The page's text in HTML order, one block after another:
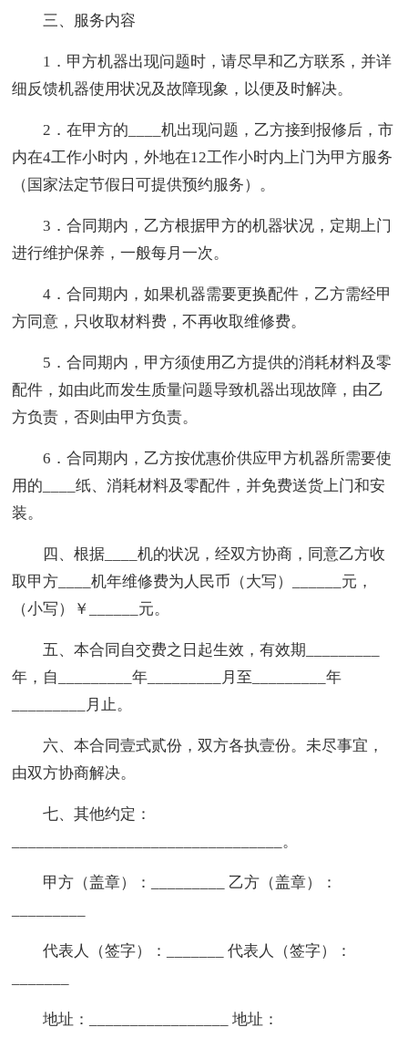
三、服务内容
1．甲方机器出现问题时，请尽早和乙方联系，并详
细反馈机器使用状况及故障现象，以便及时解决。
2．在甲方的____机出现问题，乙方接到报修后，市
内在4工作小时内，外地在12工作小时内上门为甲方服务
（国家法定节假日可提供预约服务）。
3．合同期内，乙方根据甲方的机器状况，定期上门
进行维护保养，一般每月一次。
4．合同期内，如果机器需要更换配件，乙方需经甲
方同意，只收取材料费，不再收取维修费。
5．合同期内，甲方须使用乙方提供的消耗材料及零
配件，如由此而发生质量问题导致机器出现故障，由乙
方负责，否则由甲方负责。
6．合同期内，乙方按优惠价供应甲方机器所需要使
用的____纸、消耗材料及零配件，并免费送货上门和安
装。
四、根据____机的状况，经双方协商，同意乙方收
取甲方____机年维修费为人民币（大写）______元，
（小写）￥______元。
五、本合同自交费之日起生效，有效期_________
年，自_________年_________月至_________年
_________月止。
六、本合同壹式贰份，双方各执壹份。未尽事宜，
由双方协商解决。
七、其他约定：
_________________________________。
甲方（盖章）：_________ 乙方（盖章）：
代表人（签字）：_______ 代表人（签字）：
地址：_________________ 地址：